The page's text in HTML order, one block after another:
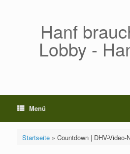
Hanf
Lobby -
Menü
Startseite» Countdown | DHV-Video-